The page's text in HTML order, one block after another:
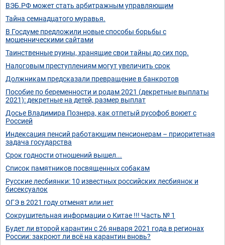
ВЭБ.РФ может стать арбитражным управляющим
Тайна семнадцатого муравья.
В Госдуме предложили новые способы борьбы с
мошенническими сайтами
Таинственные руины, хранящие свои тайны до сих пор.
Налоговым преступлениям могут увеличить срок
Должникам предсказали превращение в банкротов
Пособие по беременности и родам 2021 (декретные выплаты
2021): декретные на детей, размер выплат
Досье Владимира Познера, как отпетый русофоб воюет с
Россией
Индексация пенсий работающим пенсионерам – приоритетная
задача государства
Срок годности отношений вышел...
Список памятников посвященных собакам
Русские лесбиянки: 10 известных российских лесбиянок и
бисексуалок
ОГЭ в 2021 году отменят или нет
Сокрушительная информации о Китае !!! Часть № 1
Будет ли второй карантин с 26 января 2021 года в регионах
России: закроют ли всё на карантин вновь?